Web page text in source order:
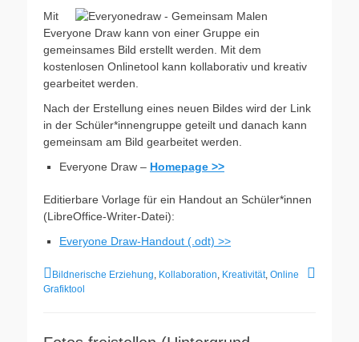
Mit
Everyone Draw kann von einer Gruppe ein
gemeinsames Bild erstellt werden. Mit dem
kostenlosen Onlinetool kann kollaborativ und kreativ
gearbeitet werden.
Nach der Erstellung eines neuen Bildes wird der Link
in der Schüler*innengruppe geteilt und danach kann
gemeinsam am Bild gearbeitet werden.
Everyone Draw – Homepage >>
Editierbare Vorlage für ein Handout an Schüler*innen
(LibreOffice-Writer-Datei):
Everyone Draw-Handout (.odt) >>
Kategorien
Bildnerische Erziehung, Kollaboration, Kreativität, Online
Grafiktool